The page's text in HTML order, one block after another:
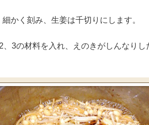
かく刻み、生姜は千切りにします。
、3の材料を入れ、えのきがしんなり